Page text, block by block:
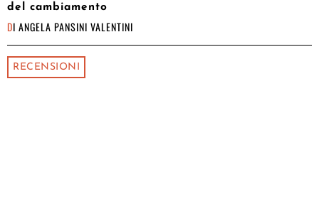
del cambiamento
DI ANGELA PANSINI VALENTINI
RECENSIONI